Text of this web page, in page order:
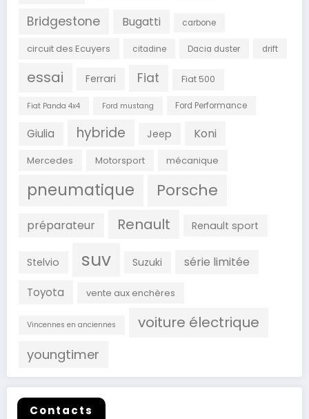
Bridgestone Bugatti carbone
circuit des Ecuyers citadine Dacia duster drift
essai Ferrari Fiat Fiat 500
Fiat Panda 4x4 Ford mustang Ford Performance
Giulia hybride Jeep Koni
Mercedes Motorsport mécanique
pneumatique Porsche
préparateur Renault Renault sport
Stelvio suv Suzuki série limitée
Toyota vente aux enchères
Vincennes en anciennes voiture électrique
youngtimer
Contacts